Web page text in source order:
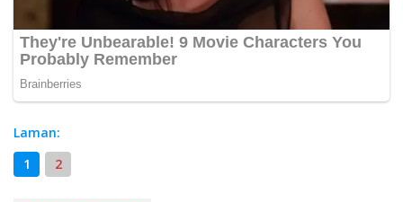
Laman:
1
2